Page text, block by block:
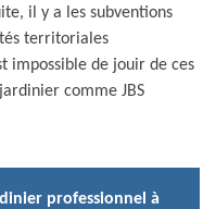
il y a les subventions
territoriales
impossible de jouir de ces
comme JBS
professionnel à